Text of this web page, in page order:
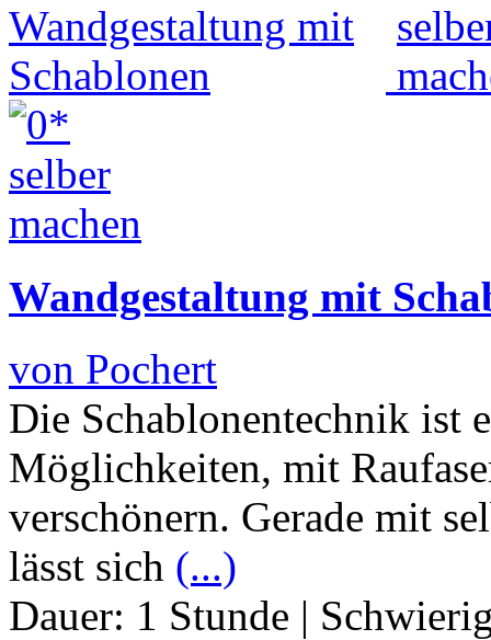
Wandgestaltung mit
von Pochert
Die Schablonentechnik ist
Möglichkeiten, mit
verschönern. Gerade mit
lässt sich (...)
Dauer: 1 Stunde |